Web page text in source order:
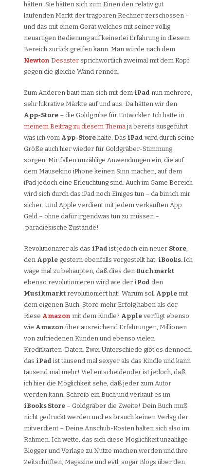
hätten. Sie hätten sich zum Einen den relativ gut
laufenden Markt der tragbaren Rechner zerschossen –
und das mit einem Gerät welches mit seiner völlig
neuartigen Bedienung auf keinerlei Erfahrung in diesem
Bereich zurück greifen kann. Man würde nach dem
Newton Desaster sprichwörtlich zweimal mit dem Kopf
gegen die gleiche Wand rennen.
Zum Anderen baut man sich mit dem iPad nun mehrere,
sehr lukrative Märkte auf und aus. Da hätten wir den
App-Store – die Goldgrube für Entwickler. Ich hatte in
meinem Beitrag zu diesem Thema ja bereits ausgeführt
was ich vom App-Store halte. Das iPad wird durch seine
Größe auch hier wieder für Goldgräber-Stimmung
sorgen. Mir fallen unzählige Anwendungen ein, die auf
dem Mäusekino iPhone keinen Sinn machen, auf dem
iPad jedoch eine Erleuchtung sind. Auch im Game Bereich
wird sich durch das iPad noch Einiges tun – da bin ich mir
sicher. Und Apple verdient mit jedem verkauften App
Geld – ohne dafür irgendwas tun zu müssen –
paradiesische Zustände!
Revolutionärer als das iPad ist jedoch ein neuer Store,
den Apple gestern ebenfalls vorgestellt hat: iBooks.Ich
wage mal zu behaupten, daß dies den Buchmarkt
ebenso revolutionieren wird wie der iPod den
Musikmarkt revolutioniert hat! Warum soll Apple mit
dem eigenen Buch-Store mehr Erfolg haben als der
Riese Amazon mit dem Kindle? Apple verfügt ebenso
wie Amazon über ausreichend Erfahrungen, Millionen
von zufriedenen Kunden und ebenso vielen
Kreditkarten-Daten. Zwei Unterschiede gibt es dennoch:
das iPad ist tausend mal sexyer als das Kindle und kann
tausend mal mehr! Viel entscheidender ist jedoch, daß
ich hier die Möglichkeit sehe, daß jeder zum Autor
werden kann. Schreib ein Buch und verkauf es im
iBooks Store – Goldgräber die Zweite! Dein Buch muß
nicht gedruckt werden und es brauch keinen Verlag der
mitverdient – Deine Anschub-Kosten halten sich also im
Rahmen. Ich wette, das sich diese Möglichkeit unzählige
Blogger und Verlage zu Nutze machen werden und ihre
Zeitschriften, Magazine und evtl. sogar Blogs über den